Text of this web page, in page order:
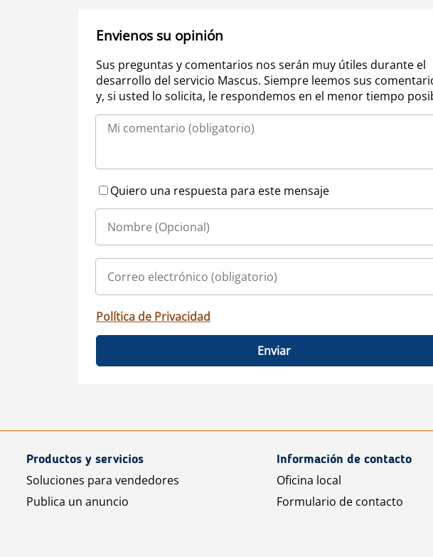
Envienos su opinión
Sus preguntas y comentarios nos serán muy útiles durante el
desarrollo del servicio Mascus. Siempre leemos sus
y, si usted lo solicita, le respondemos en el menor tiempo
Quiero una respuesta para este mensaje
Política de Privacidad
Enviar
Productos y servicios
Soluciones para vendedores
Publica un anuncio
Información de contacto
Oficina local
Formulario de contacto